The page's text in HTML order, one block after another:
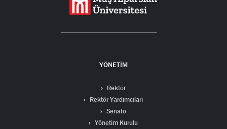
YÖNETİM
Rektör
Rektör Yardımcıları
Senato
Yönetim Kurulu